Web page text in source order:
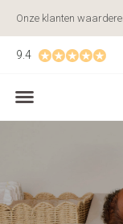
9.4
Onze klanten